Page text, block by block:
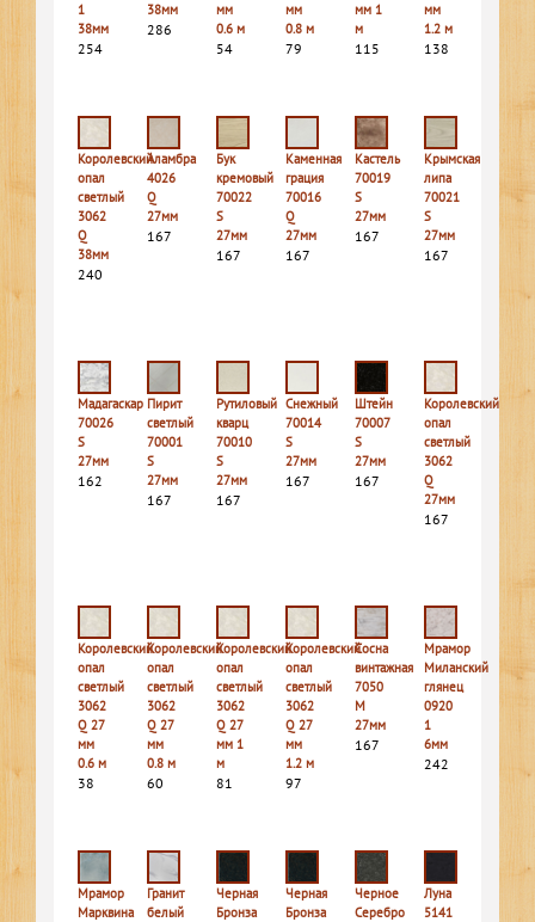
1
38мм
254
38мм
286
мм
0.6 м
54
мм
0.8 м
79
мм 1
м
115
мм
1.2 м
138
Королевский
опал
светлый
3062
Q
38мм
240
Аламбра
4026
Q
27мм
167
Бук
кремовый
70022
S
27мм
167
Каменная
грация
70016
Q
27мм
167
Кастель
70019
S
27мм
167
Крымская
липа
70021
S
27мм
167
Мадагаскар
70026
S
27мм
162
Пирит
светлый
70001
S
27мм
167
Рутиловый
кварц
70010
S
27мм
167
Снежный
70014
S
27мм
167
Штейн
70007
S
27мм
167
Королевский
опал
светлый
3062
Q
27мм
167
Королевский
опал
светлый
3062
Q 27
мм
0.6 м
38
Королевский
опал
светлый
3062
Q 27
мм
0.8 м
60
Королевский
опал
светлый
3062
Q 27
мм 1
м
81
Королевский
опал
светлый
3062
Q 27
мм
1.2 м
97
Сосна
винтажная
7050
M
27мм
167
Мрамор
Миланский
глянец
0920
1
6мм
242
Мрамор
Марквина
Гранит
белый
Черная
Бронза
Черная
Бронза
Черное
Серебро
Луна
5141